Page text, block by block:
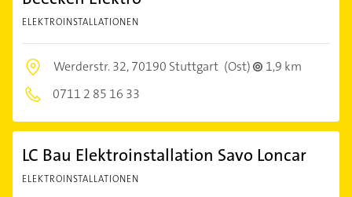
ELEKTROINSTALLATIONEN
Werderstr. 32,70190 Stuttgart (Ost)
1,9 km
0711 2 85 16 33
LC Bau Elektroinstallation Savo Loncar
ELEKTROINSTALLATIONEN